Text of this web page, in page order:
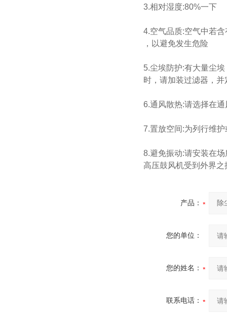
3.相对湿度:80%一下
4.空气品质:空气中若
，以避免发生危险
5.尘埃防护:有大量尘
时，请加装过滤器，
6.通风散热:请选择在
7.置放空间:为列行维
8.避免振动:请安装在
高压鼓风机受到外界之
产品：
您的单位：
您的姓名：
联系电话：